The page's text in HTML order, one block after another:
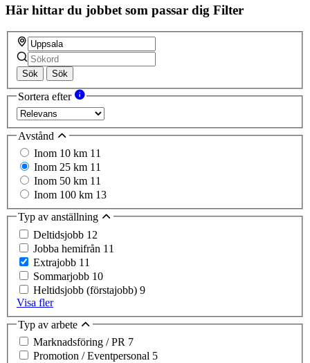
Här hittar du jobbet som passar dig Filter
Sök Sök
Sortera efter
Avstånd
Inom 10 km 11
Inom 25 km 11
Inom 50 km 11
Inom 100 km 13
Typ av anställning
Deltidsjobb 12
Jobba hemifrån 11
Extrajobb 11
Sommarjobb 10
Heltidsjobb (förstajobb) 9
Visa fler
Typ av arbete
Marknadsföring / PR 7
Promotion / Eventpersonal 5